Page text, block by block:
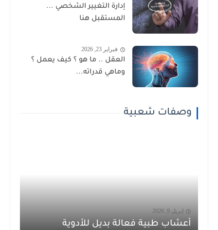
إدارة التغيير الشخصي ...
المستقبل هنا
فبراير 23, 2026
العقل .. ما هو ؟ كيف يعمل ؟
وماهي قدراته...
وصفات شعبية
إبريل 9, 2026
أعشاب طبية فعالة بديل للأدوية